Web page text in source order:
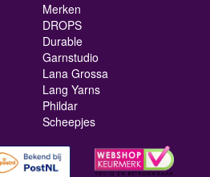
Merken
DROPS
Durable
Garnstudio
Lana Grossa
Lang Yarns
Phildar
Scheepjes